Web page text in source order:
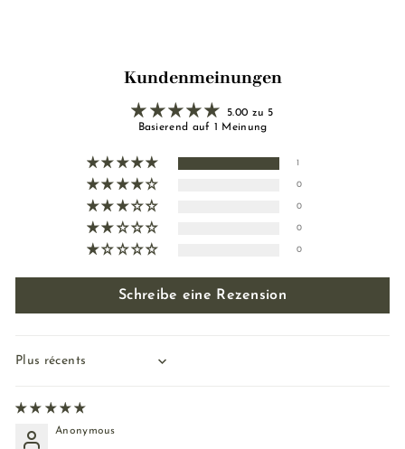
Kundenmeinungen
5.00 zu 5
Basierend auf 1 Meinung
1
0
0
0
0
Schreibe eine Rezension
Sort by
Anonymous